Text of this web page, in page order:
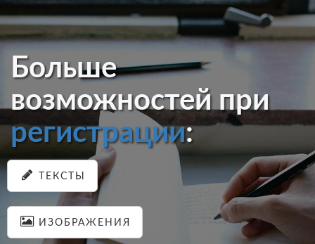
Больше
возможностей при
регистрации:
ТЕКСТЫ
ИЗОБРАЖЕНИЯ